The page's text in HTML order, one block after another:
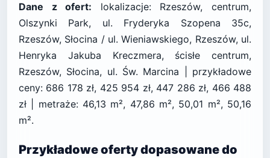
Dane z ofert: lokalizacje: Rzeszów, centrum,
Olszynki Park, ul. Fryderyka Szopena 35c,
Rzeszów, Słocina / ul. Wieniawskiego, Rzeszów, ul.
Henryka Jakuba Kreczmera, ścisłe centrum,
Rzeszów, Słocina, ul. Św. Marcina | przykładowe
ceny: 686 178 zł, 425 954 zł, 447 286 zł, 466 488
zł | metraże: 46,13 m², 47,86 m², 50,01 m², 50,16
m².
Przykładowe oferty dopasowane do